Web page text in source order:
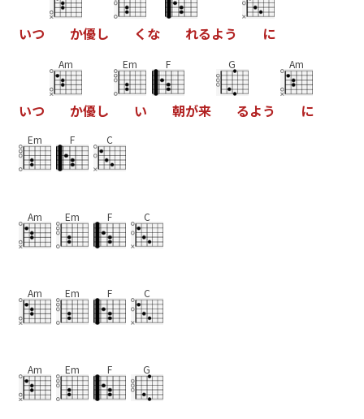
いつ か優し く な れるよう に
いつ
Am
か優し
Em
い
F
朝が来
G
るよう
Am
に
Em F C
Am Em F C
Am Em F C
Am Em F G